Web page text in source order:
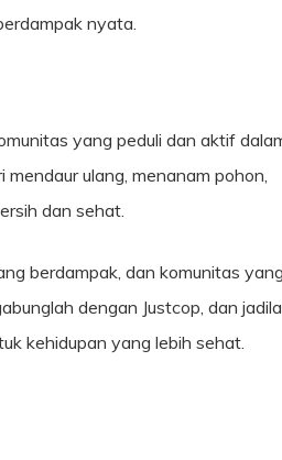
nyata.
yang peduli dan aktif
ulang, menanam pohon,
dan sehat.
berdampak, dan komunitas
dengan Justcop, dan
kehidupan yang lebih sehat.